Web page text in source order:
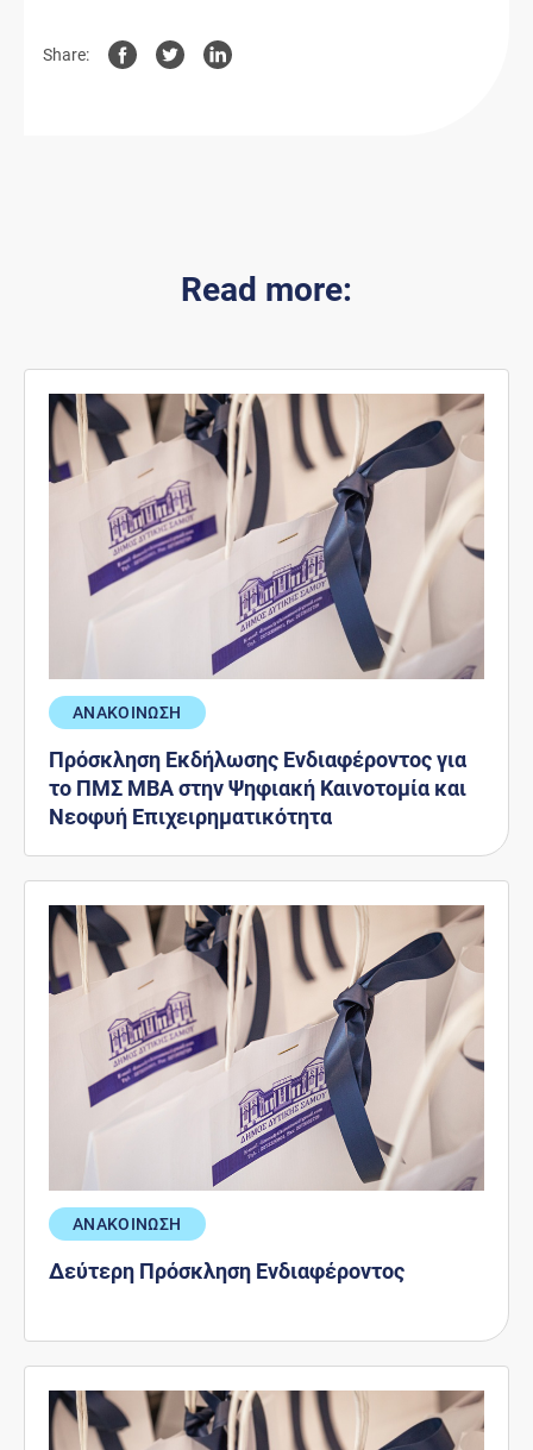
Share:
Read more:
ΑΝΑΚΟΙΝΩΣΗ
Πρόσκληση Εκδήλωσης Ενδιαφέροντος για
το ΠΜΣ ΜΒΑ στην Ψηφιακή Καινοτομία και
Νεοφυή Επιχειρηματικότητα
ΑΝΑΚΟΙΝΩΣΗ
Δεύτερη Πρόσκληση Ενδιαφέροντος